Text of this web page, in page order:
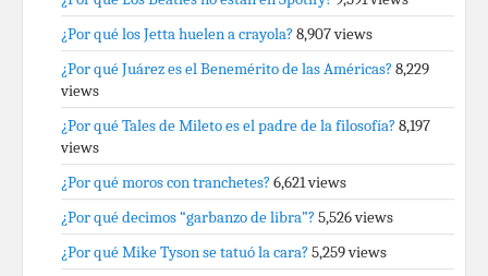
¿Por qué los Jetta huelen a crayola? 8,907 views
¿Por qué Juárez es el Benemérito de las Américas? 8,229
views
¿Por qué Tales de Mileto es el padre de la filosofía? 8,197
views
¿Por qué moros con tranchetes? 6,621 views
¿Por qué decimos “garbanzo de libra”? 5,526 views
¿Por qué Mike Tyson se tatuó la cara? 5,259 views